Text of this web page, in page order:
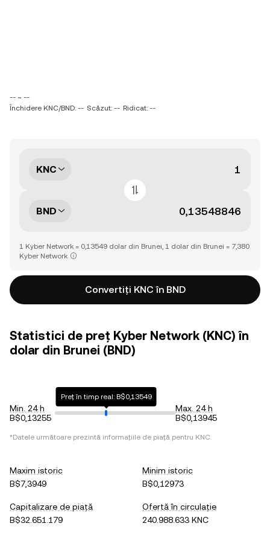
-- ~ --
Închidere KNC/BND: -- Scăzut: -- Ridicat: --
KNC
BND
1 Kyber Network = 0,13549 dolar din Brunei, 1 dolar din Brunei = 7,380
Kyber Network
Convertiți KNC în BND
Statistici de preț Kyber Network (KNC) în
dolar din Brunei (BND)
Min. 24 h
B$0,13255
Preț în timp real: B$0,13549
Max. 24 h
B$0,13945
*Datele următoare prezintă informațiile de piață pentru KNC.
Maxim istoric
B$7,3949
Minim istoric
B$0,12973
Capitalizare de piață
B$32.651.179
Ofertă în circulație
240.988.633 KNC